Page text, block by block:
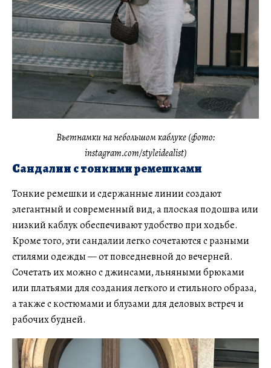
Вьетнамки на небольшом каблуке (фото:
instagram.com/styleidealist)
Сандалии с тонкими ремешками
Тонкие ремешки и сдержанные линии создают
элегантный и современный вид, а плоская подошва или
низкий каблук обеспечивают удобство при ходьбе.
Кроме того, эти сандалии легко сочетаются с разными
стилями одежды — от повседневной до вечерней.
Сочетать их можно с джинсами, льняными брюками
или платьями для создания легкого и стильного образа,
а также с костюмами и блузами для деловых встреч и
рабочих будней.